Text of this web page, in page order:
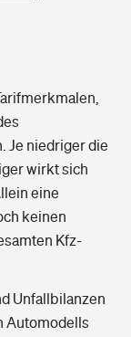
Je niedriger die
wirkt sich
eine
keinen
Kfz-
Unfallbilanzen
Automodells